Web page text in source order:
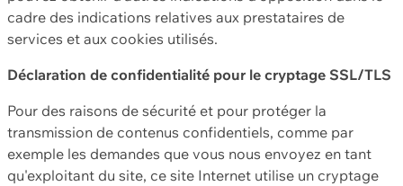
cadre des indications relatives aux prestataires de
services et aux cookies utilisés.
Déclaration de confidentialité pour le cryptage SSL/TLS
Pour des raisons de sécurité et pour protéger la
transmission de contenus confidentiels, comme par
exemple les demandes que vous nous envoyez en tant
qu'exploitant du site, ce site Internet utilise un cryptage